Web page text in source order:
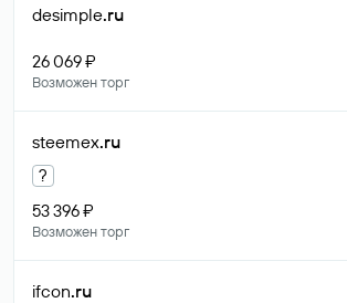
desimple.ru
26 069 ₽
Возможен торг
steemex.ru
?
53 396 ₽
Возможен торг
ifcon.ru